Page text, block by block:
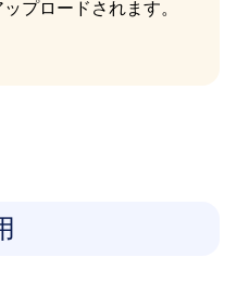
プロードされます。